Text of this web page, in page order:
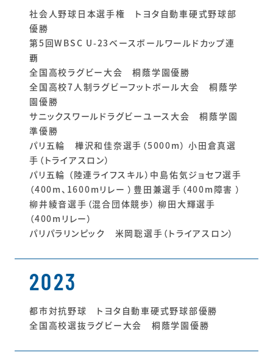
社会人野球日本選手権 トヨタ自動車硬式野球部
優勝
第5回WBSC U-23ベースボールワールドカップ連
覇
全国高校ラグビー大会 桐蔭学園優勝
全国高校7人制ラグビーフットボール大会 桐蔭学
園優勝
サニックスワールドラグビーユース大会 桐蔭学園
準優勝
パリ五輪 樺沢和佳奈選手（5000m） 小田倉真選
手（トライアスロン）
パリ五輪 （陸連ライフスキル）中島佑気ジョセフ選手
（400m、1600mリレー ）豊田兼選手（400m障害 ）
柳井綾音選手（混合団体競歩） 柳田大輝選手
（400mリレー）
パリパラリンピック 米岡聡選手（トライアスロン）
2023
都市対抗野球 トヨタ自動車硬式野球部優勝
全国高校選抜ラグビー大会 桐蔭学園優勝